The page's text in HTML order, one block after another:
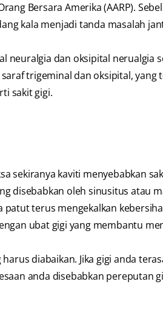
Bersara Amerika (AARP).
kala menjadi tanda masalah
neuralgia dan oksipital nerualgia
trigeminal dan oksipital,
sakit gigi.
sekiranya kaviti menyebabkan
disebabkan oleh sinusitus atau
patut terus mengekalkan
ubat gigi yang membantu
diabaikan. Jika gigi anda
anda disebabkan pereputan